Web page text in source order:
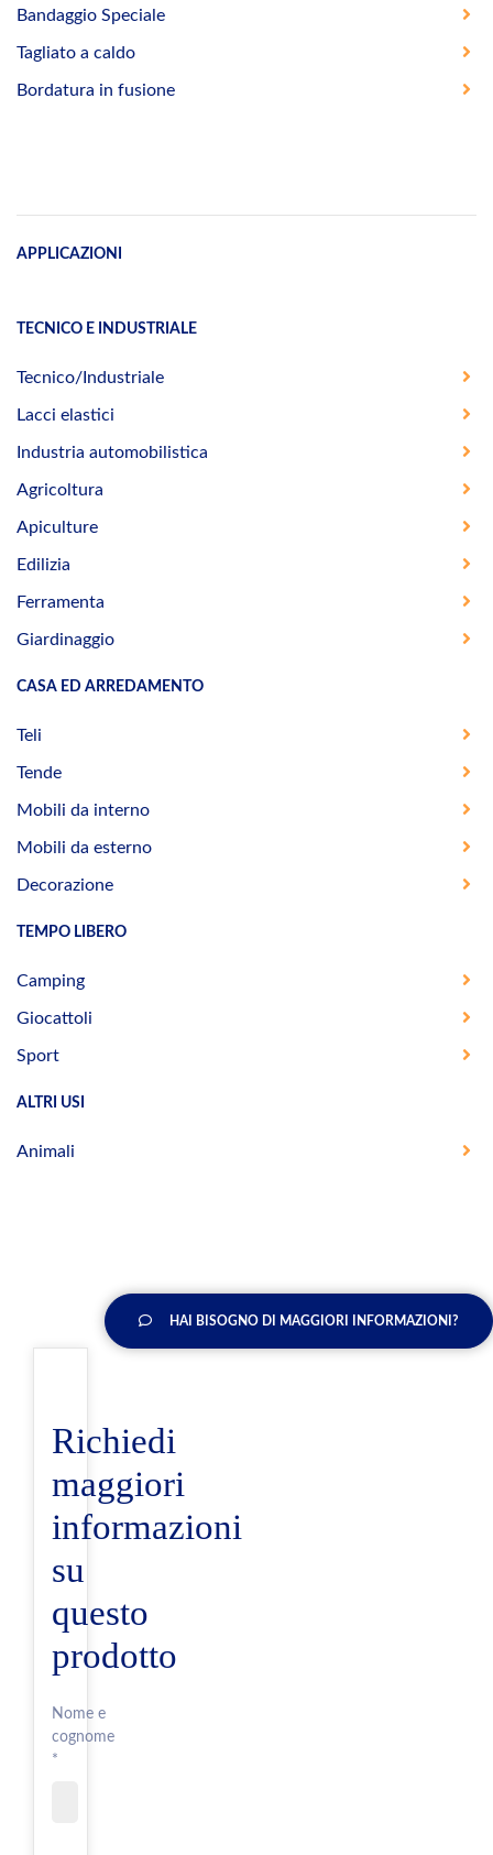
Bandaggio Speciale
Tagliato a caldo
Bordatura in fusione
APPLICAZIONI
TECNICO E INDUSTRIALE
Tecnico/Industriale
Lacci elastici
Industria automobilistica
Agricoltura
Apiculture
Edilizia
Ferramenta
Giardinaggio
CASA ED ARREDAMENTO
Teli
Tende
Mobili da interno
Mobili da esterno
Decorazione
TEMPO LIBERO
Camping
Giocattoli
Sport
ALTRI USI
Animali
HAI BISOGNO DI MAGGIORI INFORMAZIONI?
Richiedi
maggiori
informazioni
su
questo
prodotto
Nome e
cognome
*